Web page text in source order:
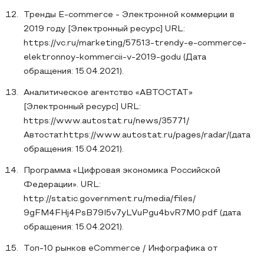
Тренды E-commerce - Электронной коммерции в
2019 году [Электронный ресурс] URL:
https://vc.ru/marketing/57513-trendy-e-commerce-
elektronnoy-kommercii-v-2019-godu (Дата
обращения: 15.04.2021).
Аналитическое агентство «АВТОСТАТ»
[Электронный ресурс] URL:
https://www.autostat.ru/news/35771/
Автостат.https://www.autostat.ru/pages/radar/(дата
обращения: 15.04.2021).
Программа «Цифровая экономика Российской
Федерации». URL:
http://static.government.ru/media/files/
9gFM4FHj4PsB79I5v7yLVuPgu4bvR7M0.pdf (дата
обращения: 15.04.2021).
Топ-10 рынков eCommerce / Инфографика от